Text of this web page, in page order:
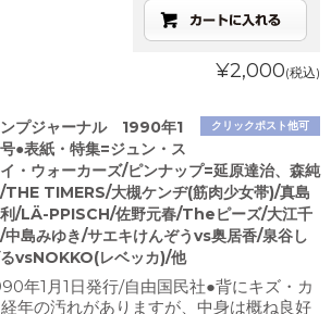
¥2,000(税込)
クリックポスト他可
プジャーナル 1990年1
●表紙・特集=ジュン・ス
・ウォーカーズ/ピンナップ=延原達治、森純
THE TIMERS/大槻ケンヂ(筋肉少女帯)/真島
/LÄ-PPISCH/佐野元春/Theピーズ/大江千
中島みゆき/サエキけんぞうvs奥居香/泉谷し
vsNOKKO(レベッカ)/他
年1月1日発行/自由国民社●背にキズ・カ
年の汚れがありますが、中身は概ね良好